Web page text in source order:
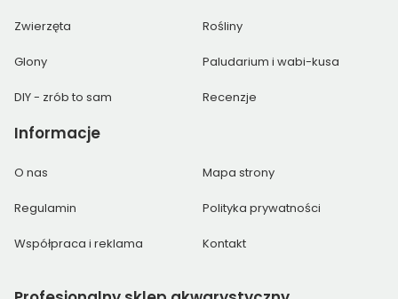
Zwierzęta Rośliny
Glony Paludarium i wabi-kusa
DIY - zrób to sam Recenzje
Informacje
O nas Mapa strony
Regulamin Polityka prywatności
Współpraca i reklama Kontakt